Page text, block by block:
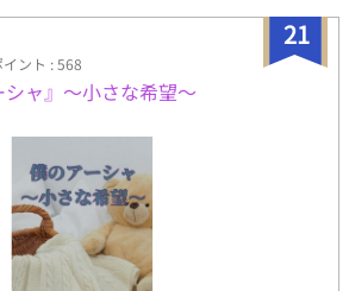
本編６０話（約16万字）＋番外編数話く
※ R18は後半に
21
ント : 568
シャ』〜小さな希望〜